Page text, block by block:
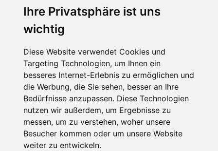
Ihre Privatsphäre ist uns
wichtig
Diese Website verwendet Cookies und
Targeting Technologien, um Ihnen ein
besseres Internet-Erlebnis zu ermöglichen und
die Werbung, die Sie sehen, besser an Ihre
Bedürfnisse anzupassen. Diese Technologien
nutzen wir außerdem, um Ergebnisse zu
messen, um zu verstehen, woher unsere
Besucher kommen oder um unsere Website
weiter zu entwickeln.
E-MAIL
TELEFON
+43 (0) 2672 87078
Impressum